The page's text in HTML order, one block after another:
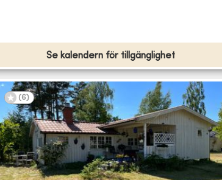
Se kalendern för tillgänglighet
(6)